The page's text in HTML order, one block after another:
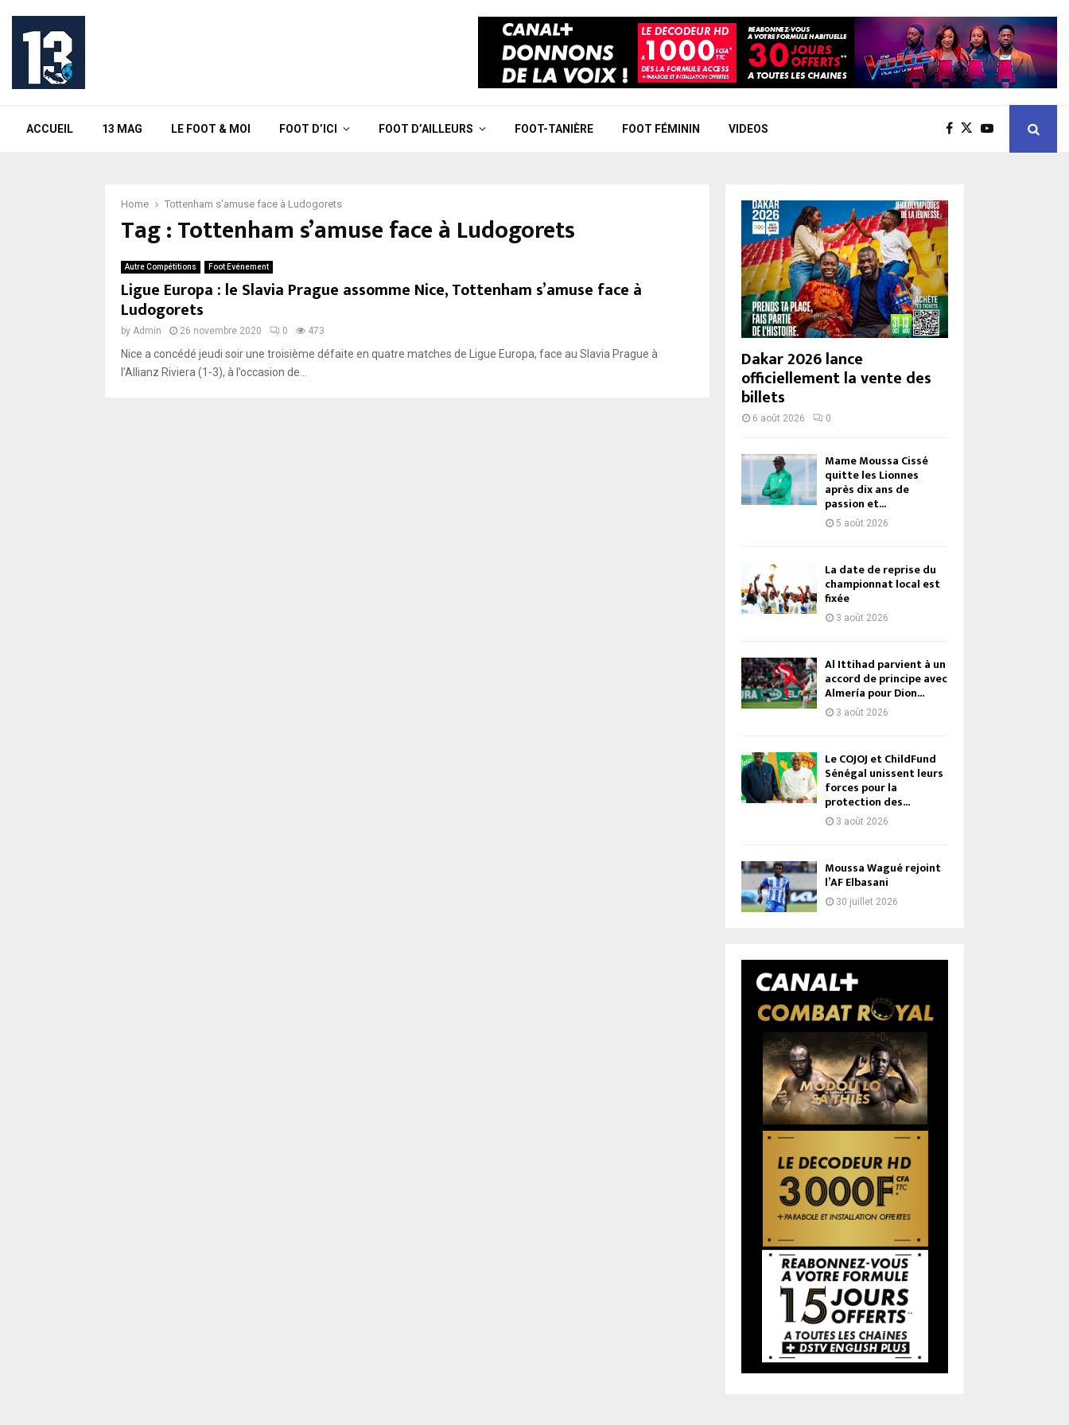
ACCUEIL 13 MAG LE FOOT & MOI FOOT D’ICI FOOT D’AILLEURS FOOT-TANIÈRE FOOT FÉMININ VIDEOS
Home Tottenham s'amuse face à Ludogorets
Tag : Tottenham s’amuse face à Ludogorets
Autre Compétitions Foot Evénement
Ligue Europa : le Slavia Prague assomme Nice, Tottenham s’amuse face à
Ludogorets
by Admin 26 novembre 2020 0 473
Nice a concédé jeudi soir une troisième défaite en quatre matches de Ligue Europa, face au Slavia Prague à
l’Allianz Riviera (1-3), à l’occasion de...
Dakar 2026 lance
officiellement la vente des
billets
6 août 2026 0
Mame Moussa Cissé
quitte les Lionnes
après dix ans de
passion et...
5 août 2026
La date de reprise du
championnat local est
fixée
3 août 2026
Al Ittihad parvient à un
accord de principe avec
Almería pour Dion...
3 août 2026
Le COJOJ et ChildFund
Sénégal unissent leurs
forces pour la
protection des...
3 août 2026
Moussa Wagué rejoint
l’AF Elbasani
30 juillet 2026